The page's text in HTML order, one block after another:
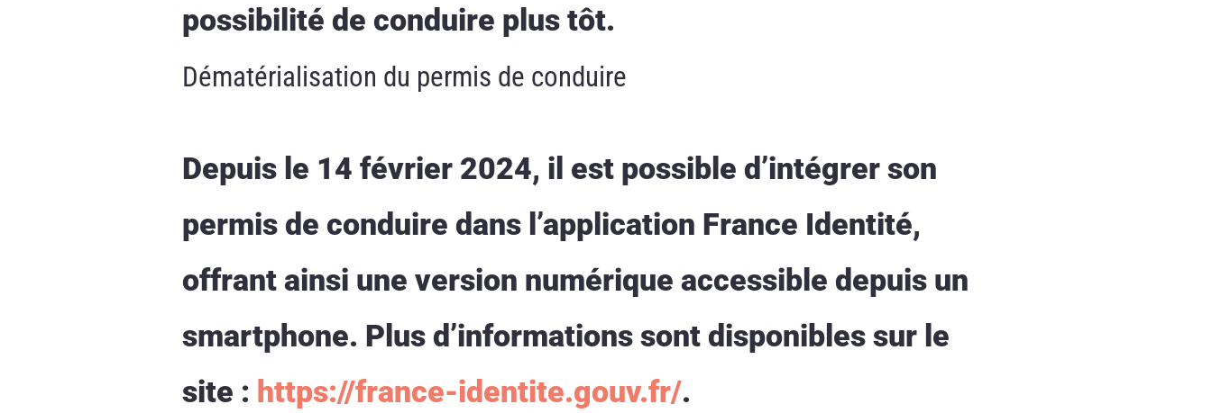
possibilité de conduire plus tôt.
Dématérialisation du permis de conduire
Depuis le 14 février 2024, il est possible d’intégrer son
permis de conduire dans l’application France Identité,
offrant ainsi une version numérique accessible depuis un
smartphone. Plus d’informations sont disponibles sur le
site : https://france-identite.gouv.fr/.